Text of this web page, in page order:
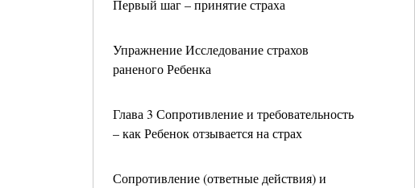
Первый шаг – принятие страха
Упражнение Исследование страхов
раненого Ребенка
Глава 3 Сопротивление и требовательность
– как Ребенок отзывается на страх
Сопротивление (ответные действия) и